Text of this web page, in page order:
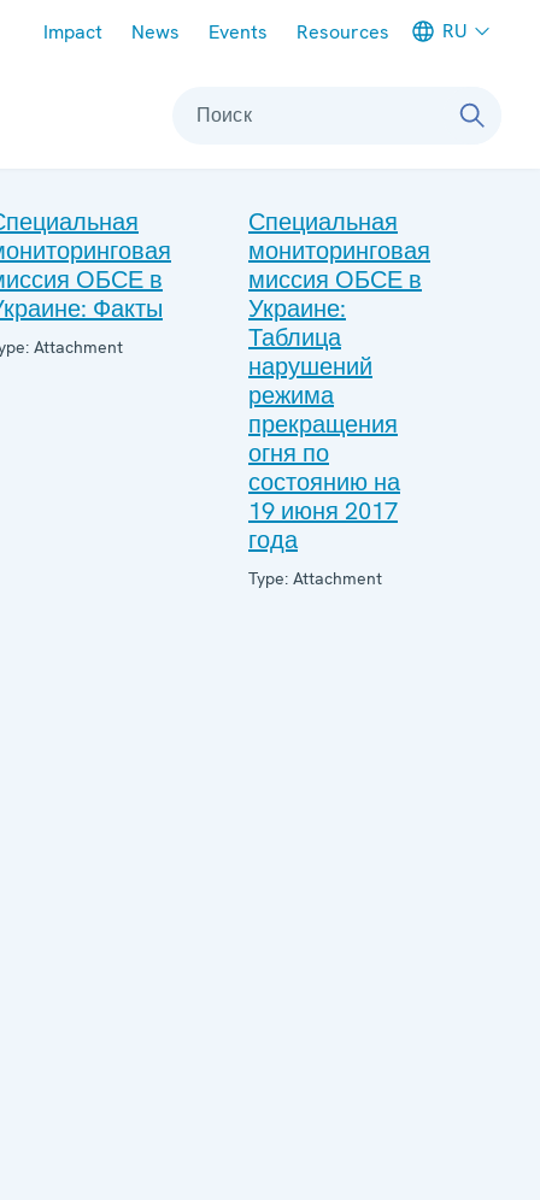
Impact News Events Resources RU
Поиск
ОБСЕ в
Факты
Attachment
Специальная
мониторинговая
миссия ОБСЕ в
Украине:
Таблица
нарушений
режима
прекращения
огня по
состоянию на
19 июня 2017
года
Type: Attachment